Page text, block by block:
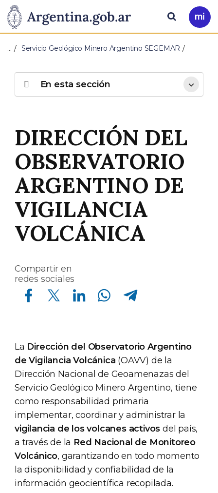
Presidencia
de
Nación
Pasar al contenido principal
Ir
a
Buscar
… Servicio Geológico Minero Argentino SEGEMAR
DIRECCIÓN DEL
OBSERVATORIO
ARGENTINO DE
VIGILANCIA
VOLCÁNICA
Compartir en
redes sociales
Compartir en Facebook Compartir en Twitter Compartir en Linkedin Compartir en Whatsapp Compartir en Telegram
La Dirección del Observatorio Argentino
de Vigilancia Volcánica (OAVV) de la
Dirección Nacional de Geoamenazas del
Servicio Geológico Minero Argentino, tiene
como responsabilidad primaria
implementar, coordinar y administrar la
vigilancia de los volcanes activos del país,
a través de la Red Nacional de Monitoreo
Volcánico, garantizando en todo momento
la disponibilidad y confiabilidad de la
información geocientífica recopilada.
En esta sección